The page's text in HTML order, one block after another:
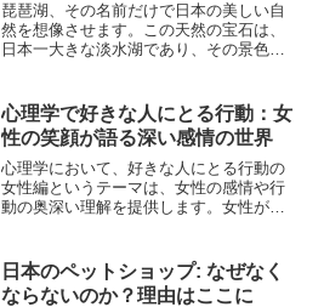
琵琶湖、その名前だけで日本の美しい自
然を想像させます。この天然の宝石は、
日本一大きな淡水湖であり、その景色は
もしれません。琵琶湖の水質に対する懸
念が高まり、環境保護の必...
心理学で好きな人にとる行動：女
性の笑顔が語る深い感情の世界
心理学において、好きな人にとる行動の
女性編というテーマは、女性の感情や行
動の奥深い理解を提供します。女性が本
て示す距離感の微調整は、好意の深さを
暗示する重要なサインです...
日本のペットショップ: なぜなく
ならないのか？理由はここに